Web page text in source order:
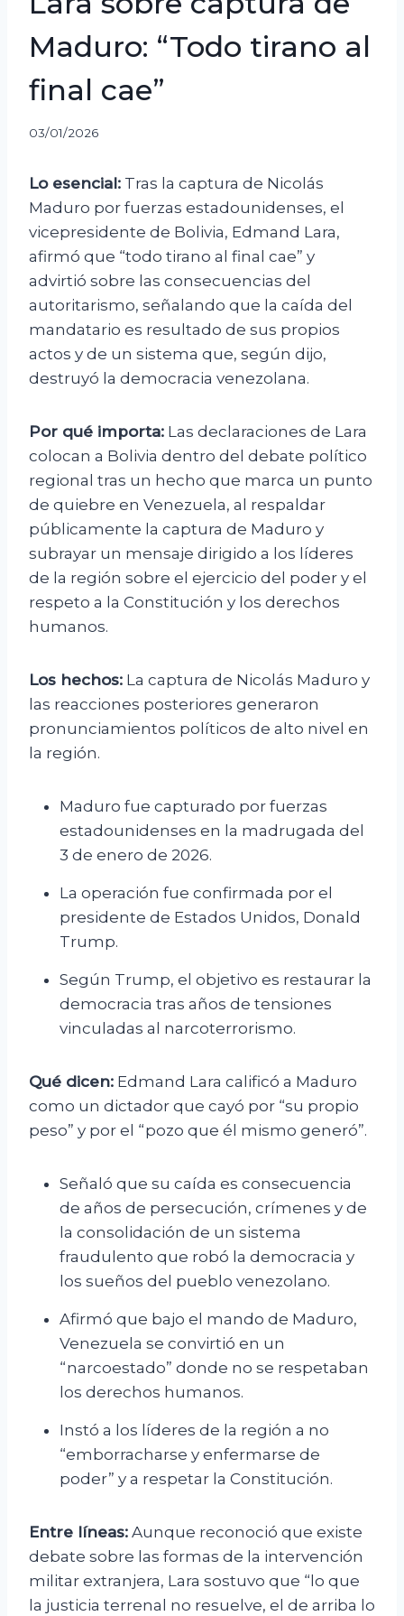
Maduro: “Todo tirano al
final cae”
03/01/2026
Lo esencial: Tras la captura de Nicolás
Maduro por fuerzas estadounidenses, el
vicepresidente de Bolivia, Edmand Lara,
afirmó que “todo tirano al final cae” y
advirtió sobre las consecuencias del
autoritarismo, señalando que la caída del
mandatario es resultado de sus propios
actos y de un sistema que, según dijo,
destruyó la democracia venezolana.
Por qué importa: Las declaraciones de Lara
colocan a Bolivia dentro del debate político
regional tras un hecho que marca un punto
de quiebre en Venezuela, al respaldar
públicamente la captura de Maduro y
subrayar un mensaje dirigido a los líderes
de la región sobre el ejercicio del poder y el
respeto a la Constitución y los derechos
humanos.
Los hechos: La captura de Nicolás Maduro y
las reacciones posteriores generaron
pronunciamientos políticos de alto nivel en
la región.
Maduro fue capturado por fuerzas
estadounidenses en la madrugada del
3 de enero de 2026.
La operación fue confirmada por el
presidente de Estados Unidos, Donald
Trump.
Según Trump, el objetivo es restaurar la
democracia tras años de tensiones
vinculadas al narcoterrorismo.
Qué dicen: Edmand Lara calificó a Maduro
como un dictador que cayó por “su propio
peso” y por el “pozo que él mismo generó”.
Señaló que su caída es consecuencia
de años de persecución, crímenes y de
la consolidación de un sistema
fraudulento que robó la democracia y
los sueños del pueblo venezolano.
Afirmó que bajo el mando de Maduro,
Venezuela se convirtió en un
“narcoestado” donde no se respetaban
los derechos humanos.
Instó a los líderes de la región a no
“emborracharse y enfermarse de
poder” y a respetar la Constitución.
Entre líneas: Aunque reconoció que existe
debate sobre las formas de la intervención
militar extranjera, Lara sostuvo que “lo que
la justicia terrenal no resuelve, el de arriba lo